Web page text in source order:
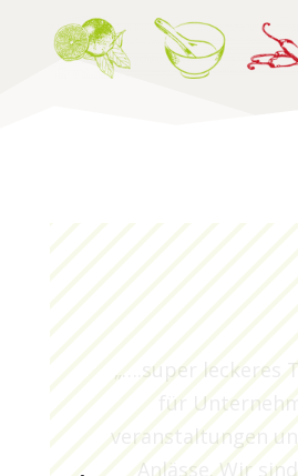
für
veranstaltungen
Anlässe. Wir sind
begeistert und